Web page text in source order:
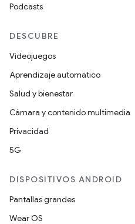
Podcasts
DESCUBRE
Videojuegos
Aprendizaje automático
Salud y bienestar
Cámara y contenido multimedia
Privacidad
5G
DISPOSITIVOS ANDROID
Pantallas grandes
Wear OS